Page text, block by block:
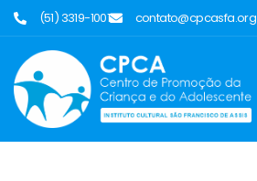
(51) 3319-1001 contato@cpcasfa.org